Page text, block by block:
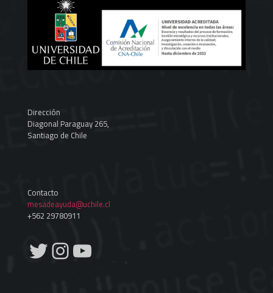
Dirección
Diagonal Paraguay 265,
Santiago de Chile
Contacto
mesadeayuda@uchile.cl
+562 29780911
Twitter
Instagram
YouTube